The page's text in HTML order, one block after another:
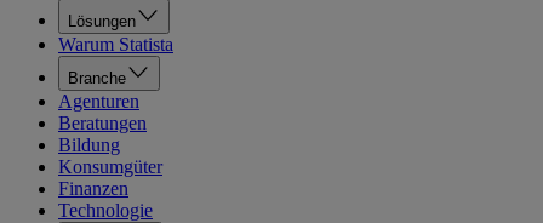
Lösungen
Warum Statista
Branche
Agenturen
Beratungen
Bildung
Konsumgüter
Finanzen
Technologie